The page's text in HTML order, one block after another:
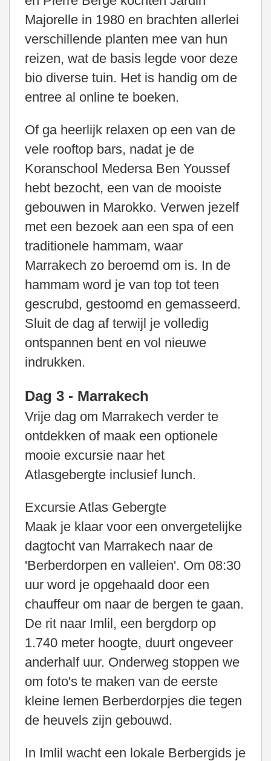
Majorelle in 1980 en brachten allerlei
verschillende planten mee van hun
reizen, wat de basis legde voor deze
bio diverse tuin. Het is handig om de
entree al online te boeken.
Of ga heerlijk relaxen op een van de
vele rooftop bars, nadat je de
Koranschool Medersa Ben Youssef
hebt bezocht, een van de mooiste
gebouwen in Marokko. Verwen jezelf
met een bezoek aan een spa of een
traditionele hammam, waar
Marrakech zo beroemd om is. In de
hammam word je van top tot teen
gescrubd, gestoomd en gemasseerd.
Sluit de dag af terwijl je volledig
ontspannen bent en vol nieuwe
indrukken.
Dag 3 - Marrakech
Vrije dag om Marrakech verder te
ontdekken of maak een optionele
mooie excursie naar het
Atlasgebergte inclusief lunch.
Excursie Atlas Gebergte
Maak je klaar voor een onvergetelijke
dagtocht van Marrakech naar de
'Berberdorpen en valleien'. Om 08:30
uur word je opgehaald door een
chauffeur om naar de bergen te gaan.
De rit naar Imlil, een bergdorp op
1.740 meter hoogte, duurt ongeveer
anderhalf uur. Onderweg stoppen we
om foto's te maken van de eerste
kleine lemen Berberdorpjes die tegen
de heuvels zijn gebouwd.
In Imlil wacht een lokale Berbergids je